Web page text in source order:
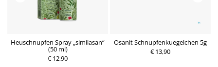
Heuschnupfen Spray „similasan“
(50 ml)
€ 12,90
Osanit Schnupfenkuegelchen 5g
€ 13,90